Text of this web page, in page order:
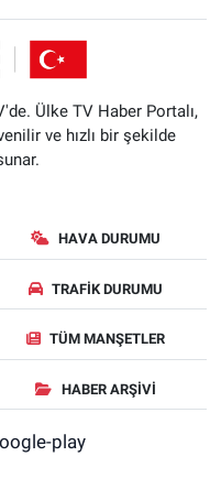
Ülke TV Haber Portalı,
ve hızlı bir şekilde
HAVA DURUMU
TRAFIK DURUMU
TÜM MANŞETLER
HABER ARŞIVI